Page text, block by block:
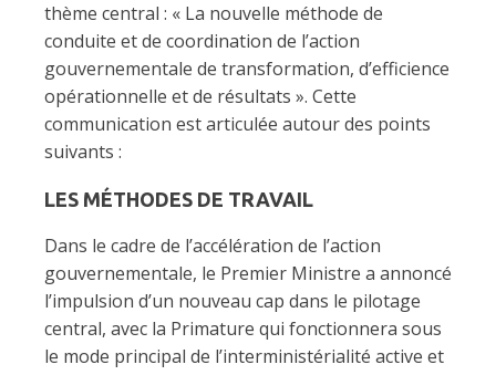
thème central : « La nouvelle méthode de
conduite et de coordination de l’action
gouvernementale de transformation, d’efficience
opérationnelle et de résultats ». Cette
communication est articulée autour des points
suivants :
LES MÉTHODES DE TRAVAIL
Dans le cadre de l’accélération de l’action
gouvernementale, le Premier Ministre a annoncé
l’impulsion d’un nouveau cap dans le pilotage
central, avec la Primature qui fonctionnera sous
le mode principal de l’interministérialité active et